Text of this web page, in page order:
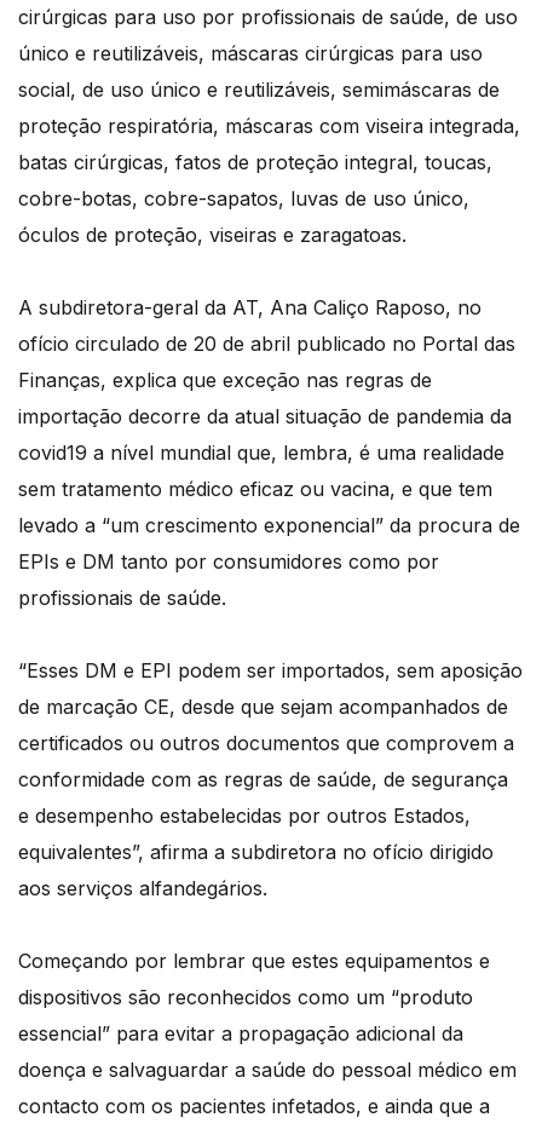
cirúrgicas para uso por profissionais de saúde, de uso
único e reutilizáveis, máscaras cirúrgicas para uso
social, de uso único e reutilizáveis, semimáscaras de
proteção respiratória, máscaras com viseira integrada,
batas cirúrgicas, fatos de proteção integral, toucas,
cobre-botas, cobre-sapatos, luvas de uso único,
óculos de proteção, viseiras e zaragatoas.
A subdiretora-geral da AT, Ana Caliço Raposo, no
ofício circulado de 20 de abril publicado no Portal das
Finanças, explica que exceção nas regras de
importação decorre da atual situação de pandemia da
covid19 a nível mundial que, lembra, é uma realidade
sem tratamento médico eficaz ou vacina, e que tem
levado a “um crescimento exponencial” da procura de
EPIs e DM tanto por consumidores como por
profissionais de saúde.
“Esses DM e EPI podem ser importados, sem aposição
de marcação CE, desde que sejam acompanhados de
certificados ou outros documentos que comprovem a
conformidade com as regras de saúde, de segurança
e desempenho estabelecidas por outros Estados,
equivalentes”, afirma a subdiretora no ofício dirigido
aos serviços alfandegários.
Começando por lembrar que estes equipamentos e
dispositivos são reconhecidos como um “produto
essencial” para evitar a propagação adicional da
doença e salvaguardar a saúde do pessoal médico em
contacto com os pacientes infetados, e ainda que a